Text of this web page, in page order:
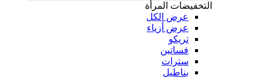
التخفيضات المرأة
عرض الكل
عرض أزياء
تريكو
فساتين
سترات
بناطيل